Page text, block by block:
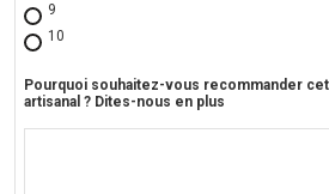
9
10
Pourquoi souhaitez-vous recommander
artisanal ? Dites-nous en plus